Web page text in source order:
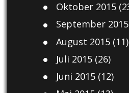
Oktober 2015
September 2015
August 2015(11)
Juli 2015(26)
Juni 2015(12)